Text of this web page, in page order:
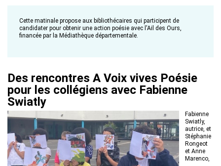
Cette matinale propose aux bibliothécaires qui participent de
candidater pour obtenir une action poésie avec l'Ail des Ours,
financée par la Médiathèque départementale.
Des rencontres A Voix vives Poésie
pour les collégiens avec Fabienne
Swiatly
Fabienne
Swiatly,
autrice, et
Stéphanie
Rongeot
et Anne
Marenco,